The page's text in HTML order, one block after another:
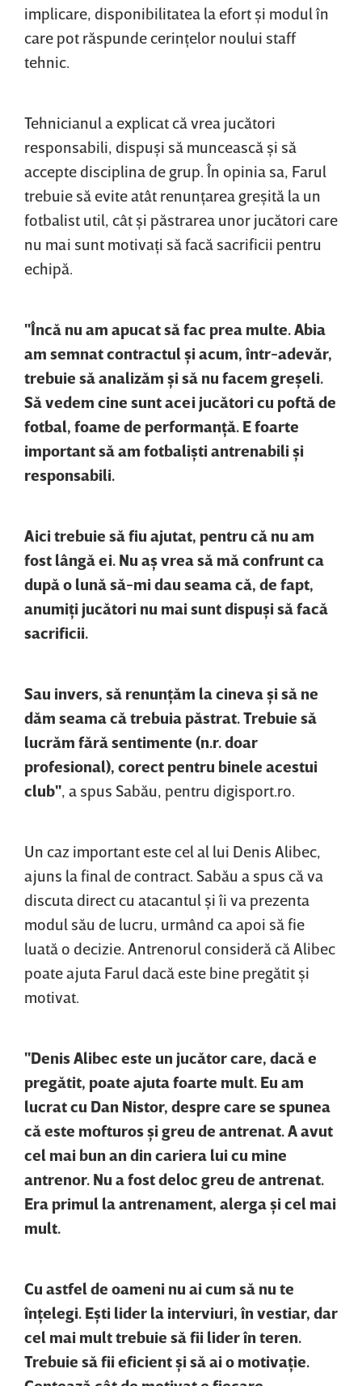
implicare, disponibilitatea la efort şi modul în
care pot răspunde cerinţelor noului staff
tehnic.
Tehnicianul a explicat că vrea jucători
responsabili, dispuşi să muncească şi să
accepte disciplina de grup. În opinia sa, Farul
trebuie să evite atât renunţarea greşită la un
fotbalist util, cât şi păstrarea unor jucători care
nu mai sunt motivaţi să facă sacrificii pentru
echipă.
"Încă nu am apucat să fac prea multe. Abia
am semnat contractul şi acum, într-adevăr,
trebuie să analizăm şi să nu facem greşeli.
Să vedem cine sunt acei jucători cu poftă de
fotbal, foame de performanţă. E foarte
important să am fotbalişti antrenabili şi
responsabili.
Aici trebuie să fiu ajutat, pentru că nu am
fost lângă ei. Nu aş vrea să mă confrunt ca
după o lună să-mi dau seama că, de fapt,
anumiţi jucători nu mai sunt dispuşi să facă
sacrificii.
Sau invers, să renunţăm la cineva şi să ne
dăm seama că trebuia păstrat. Trebuie să
lucrăm fără sentimente (n.r. doar
profesional), corect pentru binele acestui
club", a spus Sabău, pentru digisport.ro.
Un caz important este cel al lui Denis Alibec,
ajuns la final de contract. Sabău a spus că va
discuta direct cu atacantul şi îi va prezenta
modul său de lucru, urmând ca apoi să fie
luată o decizie. Antrenorul consideră că Alibec
poate ajuta Farul dacă este bine pregătit şi
motivat.
"Denis Alibec este un jucător care, dacă e
pregătit, poate ajuta foarte mult. Eu am
lucrat cu Dan Nistor, despre care se spunea
că este mofturos şi greu de antrenat. A avut
cel mai bun an din cariera lui cu mine
antrenor. Nu a fost deloc greu de antrenat.
Era primul la antrenament, alerga şi cel mai
mult.
Cu astfel de oameni nu ai cum să nu te
înţelegi. Eşti lider la interviuri, în vestiar, dar
cel mai mult trebuie să fii lider în teren.
Trebuie să fii eficient şi să ai o motivaţie.